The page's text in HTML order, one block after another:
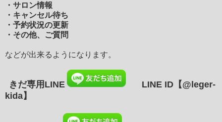
・サロン情報
・キャンセル待ち
・予約状況の更新
・その他、ご質問
などが出来るようになります。
きだ専用LINE LINE ID 【@leger-
kida】